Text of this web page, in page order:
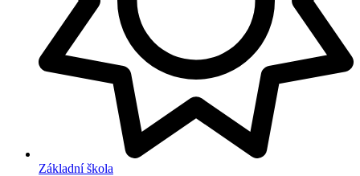
Základní škola